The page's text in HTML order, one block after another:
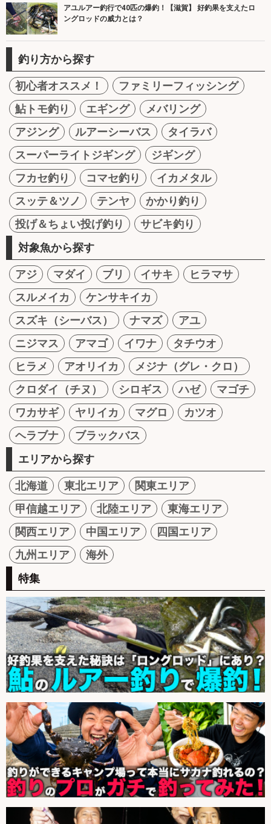
アユルアー釣行で40匹の爆釣！【滋賀】 好釣果を支えたロ
ングロッドの威力とは？
釣り方から探す
初心者オススメ！
ファミリーフィッシング
鮎トモ釣り
エギング
メバリング
アジング
ルアーシーバス
タイラバ
スーパーライトジギング
ジギング
フカセ釣り
コマセ釣り
イカメタル
スッテ＆ツノ
テンヤ
かかり釣り
投げ＆ちょい投げ釣り
サビキ釣り
対象魚から探す
アジ マダイ ブリ イサキ
ヒラマサ
スルメイカ
ケンサキイカ
スズキ（シーバス）
ナマズ
アユ
ニジマス
アマゴ イワナ
タチウオ
ヒラメ
アオリイカ
メジナ（グレ・クロ）
クロダイ（チヌ）
シロギス ハゼ
マゴチ
ワカサギ
ヤリイカ マグロ
カツオ
ヘラブナ
ブラックバス
エリアから探す
北海道 東北エリア
関東エリア
甲信越エリア
北陸エリア
東海エリア
関西エリア
中国エリア
四国エリア
九州エリア
海外
特集